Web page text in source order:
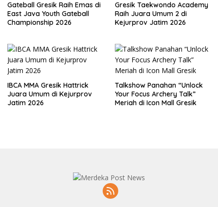
Gateball Gresik Raih Emas di
East Java Youth Gateball
Championship 2026
Gresik Taekwondo Academy
Raih Juara Umum 2 di
Kejurprov Jatim 2026
IBCA MMA Gresik Hattrick
Juara Umum di Kejurprov
Jatim 2026
Talkshow Panahan “Unlock
Your Focus Archery Talk”
Meriah di Icon Mall Gresik